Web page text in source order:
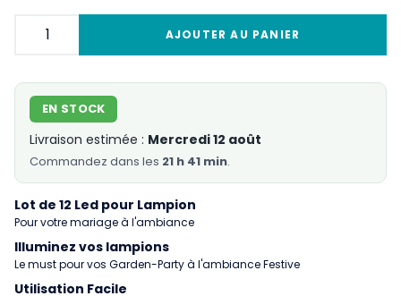
AJOUTER AU PANIER
Lot de 12 Led pour Lampion
Pour votre mariage à l'ambiance
Illuminez vos lampions
Le must pour vos Garden-Party à l'ambiance Festive
Utilisation Facile
EN STOCK
Livraison estimée : Mercredi 12 août
Commandez dans les 21 h 41 min.